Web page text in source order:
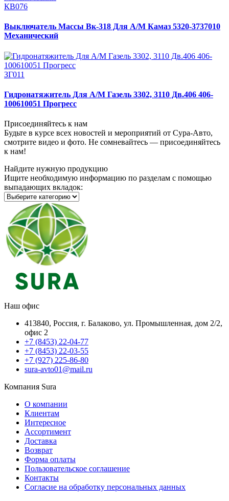
КВ076
Выключатель Массы Вк-318 Для А/М Камаз 5320-3737010
Механический
ЗГ011
Гидронатяжитель Для А/М Газель 3302, 3110 Дв.406 406-
100610051 Прогресс
Присоединяйтесь к нам
Будьте в курсе всех новостей и мероприятий от Сура-Авто,
смотрите видео и фото. Не сомневайтесь — присоединяйтесь
к нам!
Найдите нужную продукцию
Ищите необходимую информацию по разделам с помощью
выпадающих вкладок:
Наш офис
413840, Россия, г. Балаково, ул. Промышленная, дом 2/2,
офис 2
+7 (8453) 22-04-77
+7 (8453) 22-03-55
+7 (927) 225-86-80
sura-avto01@mail.ru
Компания Sura
О компании
Клиентам
Интересное
Ассортимент
Доставка
Возврат
Форма оплаты
Пользовательское соглашение
Контакты
Согласие на обработку персональных данных